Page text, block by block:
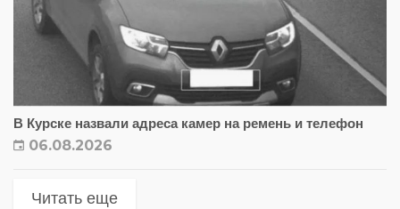
В Курске назвали адреса камер на ремень и телефон
06.08.2026
Читать еще